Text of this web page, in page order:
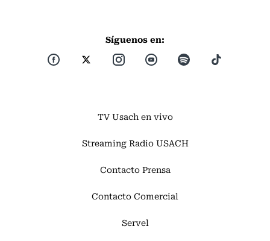
Síguenos en:
TV Usach en vivo
Streaming Radio USACH
Contacto Prensa
Contacto Comercial
Servel